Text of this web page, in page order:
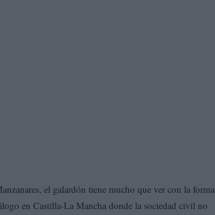
el galardón tiene mucho que ver con la forma
en Castilla-La Mancha donde la sociedad civil no